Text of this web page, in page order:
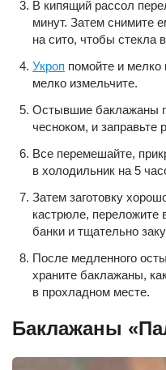
В кипящий рассол
минут. Затем снимите
на сито, чтобы стекла
Укроп помойте и мелко
мелко измельчите.
Остывшие баклажаны
чесноком, и
Все перемешайте,
в холодильник на 5
Затем заготовку
кастрюле, переложите
банки и тщательно
После медленного
храните баклажаны,
в прохладном месте.
Баклажаны